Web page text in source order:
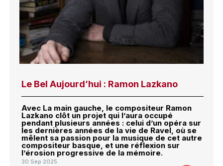
Le Bel Aujourd’hui : Ramon Lazkano
Avec La main gauche, le compositeur Ramon
Lazkano clôt un projet qui l’aura occupé
pendant plusieurs années : celui d’un opéra sur
les dernières années de la vie de Ravel, où se
mêlent sa passion pour la musique de cet autre
compositeur basque, et une réflexion sur
l’érosion progressive de la mémoire.
30 Sep 2025